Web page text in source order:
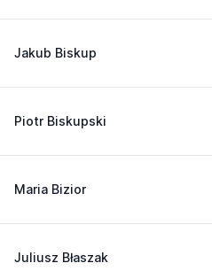
Jakub Biskup
Piotr Biskupski
Maria Bizior
Juliusz Błaszak